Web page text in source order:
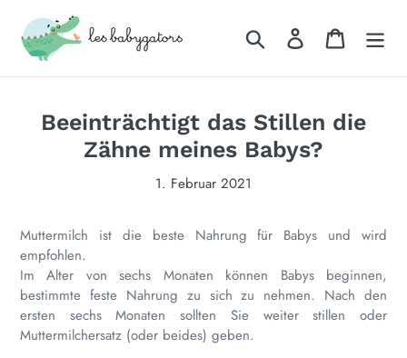
Inhalt
Suchen Einloggen
Beeinträchtigt das Stillen die
Zähne meines Babys?
1. Februar 2021
Muttermilch ist die beste Nahrung für Babys und wird
empfohlen.
Im Alter von sechs Monaten können Babys beginnen,
bestimmte feste Nahrung zu sich zu nehmen. Nach den
ersten sechs Monaten sollten Sie weiter stillen oder
Muttermilchersatz (oder beides) geben.